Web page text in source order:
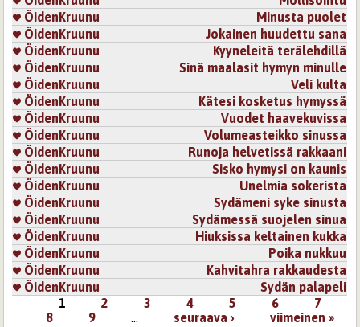
ÖidenKruunu
Minusta puolet
ÖidenKruunu
Jokainen huudettu sana
ÖidenKruunu
Kyyneleitä terälehdillä
ÖidenKruunu
Sinä maalasit hymyn minulle
ÖidenKruunu
Veli kulta
ÖidenKruunu
Kätesi kosketus hymyssä
ÖidenKruunu
Vuodet haavekuvissa
ÖidenKruunu
Volumeasteikko sinussa
ÖidenKruunu
Runoja helvetissä rakkaani
ÖidenKruunu
Sisko hymysi on kaunis
ÖidenKruunu
Unelmia sokerista
ÖidenKruunu
Sydämeni syke sinusta
ÖidenKruunu
Sydämessä suojelen sinua
ÖidenKruunu
Hiuksissa keltainen kukka
ÖidenKruunu
Poika nukkuu
ÖidenKruunu
Kahvitahra rakkaudesta
ÖidenKruunu
Sydän palapeli
1 2 3 4 5 6
7
8
9 seuraava › viimeinen »